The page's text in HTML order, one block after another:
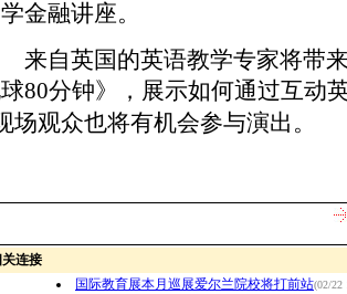
金融讲座。
自英国的英语教学专家将带来
80分钟》，展示如何通过互动
场观众也将有机会参与演出。
连接
国际教育展本月巡展爱尔兰院校将打前站(02/22